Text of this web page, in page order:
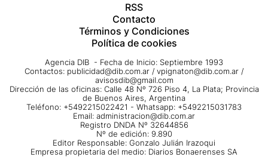
RSS
Contacto
Términos y Condiciones
Política de cookies
Agencia DIB - Fecha de Inicio: Septiembre 1993
Contactos: publicidad@dib.com.ar / vpignaton@dib.com.ar /
avisosdib@gmail.com
Dirección de las oficinas: Calle 48 Nº 726 Piso 4, La Plata; Provincia
de Buenos Aires, Argentina
Teléfono: +5492215022421 - Whatsapp: +5492215031783
Email: administracion@dib.com.ar
Registro DNDA Nº 32644856
Nº de edición: 9.890
Editor Responsable: Gonzalo Julián Irazoqui
Empresa propietaria del medio: Diarios Bonaerenses SA